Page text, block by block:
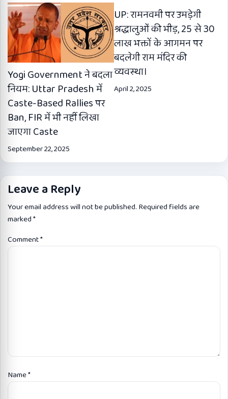
Yogi Government ने बदला
नियम: Uttar Pradesh में
Caste-Based Rallies पर
Ban, FIR में भी नहीं लिखा
जाएगा Caste
September 22, 2025
UP: रामनवमी पर उमड़ेगी
श्रद्धालुओं की भीड़, 25 से 30
लाख भक्तों के आगमन पर
बदलेगी राम मंदिर की
व्यवस्था।
April 2, 2025
Leave a Reply
Your email address will not be published. Required fields are
marked*
Comment*
Name*